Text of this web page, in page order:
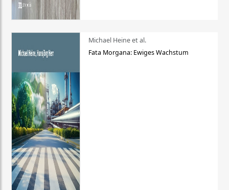
Michael Heine et al.
Fata Morgana: Ewiges Wachstum